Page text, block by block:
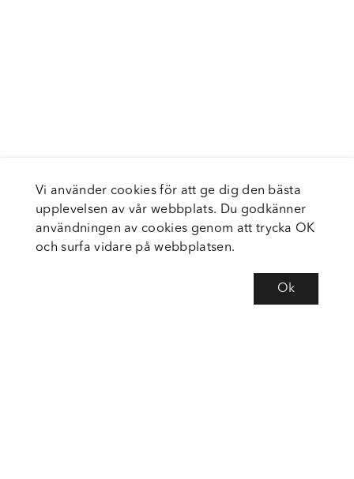
Vi använder cookies för att ge dig den bästa
upplevelsen av vår webbplats. Du godkänner
användningen av cookies genom att trycka OK
och surfa vidare på webbplatsen.
Ok